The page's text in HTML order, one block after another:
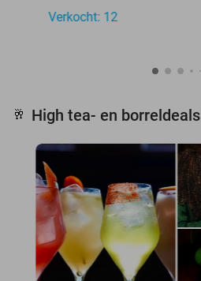
Verkocht: 12
🥂 High tea- en borreldeals